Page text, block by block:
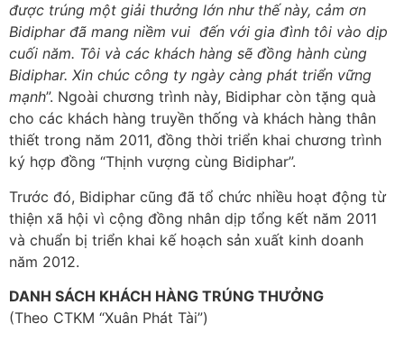
được trúng một giải thưởng lớn như thế này, cảm ơn
Bidiphar đã mang niềm vui đến với gia đình tôi vào dịp
cuối năm. Tôi và các khách hàng sẽ đồng hành cùng
Bidiphar. Xin chúc công ty ngày càng phát triển vững
mạnh”. Ngoài chương trình này, Bidiphar còn tặng quà
cho các khách hàng truyền thống và khách hàng thân
thiết trong năm 2011, đồng thời triển khai chương trình
ký hợp đồng “Thịnh vượng cùng Bidiphar”.
Trước đó, Bidiphar cũng đã tổ chức nhiều hoạt động từ
thiện xã hội vì cộng đồng nhân dịp tổng kết năm 2011
và chuẩn bị triển khai kế hoạch sản xuất kinh doanh
năm 2012.
DANH SÁCH KHÁCH HÀNG TRÚNG THƯỞNG
(Theo CTKM “Xuân Phát Tài”)